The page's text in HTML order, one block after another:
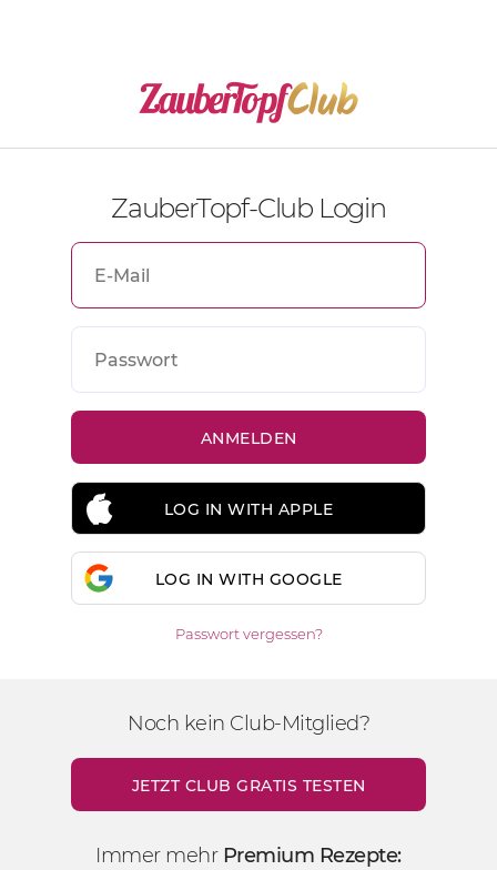
ZauberTopf-Club Login
LOG IN WITH APPLE
LOG IN WITH GOOGLE
Passwort vergessen?
Noch kein Club-Mitglied?
JETZT CLUB GRATIS TESTEN
Immer mehr Premium Rezepte: